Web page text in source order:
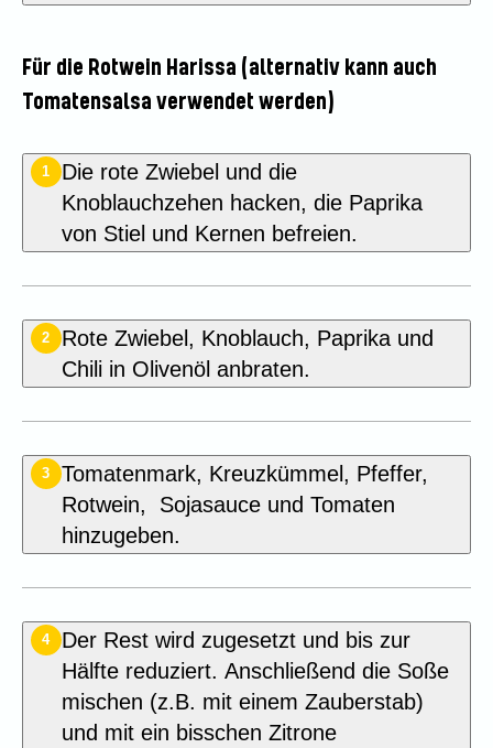
Für die Rotwein Harissa (alternativ kann auch
Tomatensalsa verwendet werden)
1
Die rote Zwiebel und die
Knoblauchzehen hacken, die Paprika
von Stiel und Kernen befreien.
2
Rote Zwiebel, Knoblauch, Paprika und
Chili in Olivenöl anbraten.
3
Tomatenmark, Kreuzkümmel, Pfeffer,
Rotwein, Sojasauce und Tomaten
hinzugeben.
4
Der Rest wird zugesetzt und bis zur
Hälfte reduziert. Anschließend die Soße
mischen (z.B. mit einem Zauberstab)
und mit ein bisschen Zitrone